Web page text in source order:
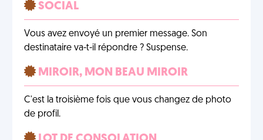
SOCIAL
Vous avez envoyé un premier message. Son
destinataire va-t-il répondre ? Suspense.
MIROIR, MON BEAU MIROIR
C'est la troisième fois que vous changez de photo
de profil.